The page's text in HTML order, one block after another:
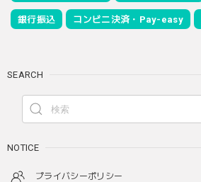
銀行振込 コンビニ決済・Pay-easy
SEARCH
NOTICE
プライバシーポリシー